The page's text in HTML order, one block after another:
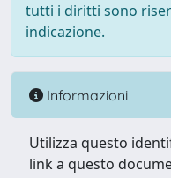
tutti i diritti sono
indicazione.
Informazioni
Utilizza questo
link a questo